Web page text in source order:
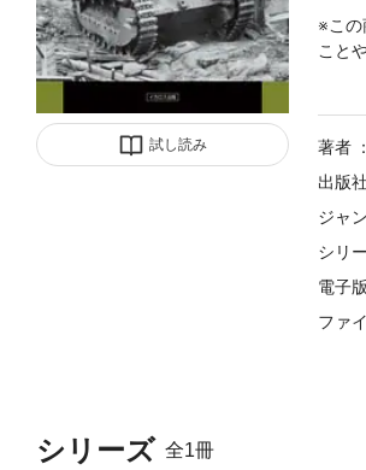
試し読み
シリーズ 全1冊
※この
こと
軍は
てい
車、
著者
出版社
ジャ
シリ
電子
ファ